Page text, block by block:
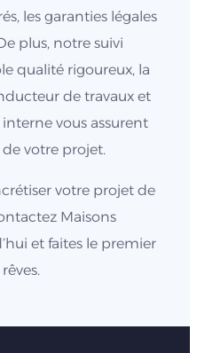
les garanties légales
plus, notre suivi
qualité rigoureux, la
de travaux et
vous assurent
votre projet.
votre projet de
Maisons
et faites le premier